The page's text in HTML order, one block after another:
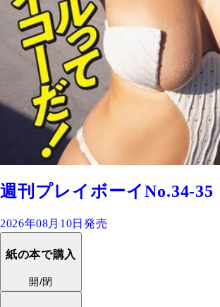
週刊プレイボーイNo.34-35
2026年08月10日発売
紙の本で購入
開/閉